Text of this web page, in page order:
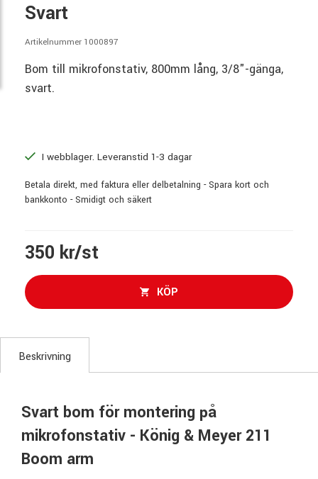
Svart
Artikelnummer 1000897
Bom till mikrofonstativ, 800mm lång, 3/8"-gänga,
svart.
I webblager. Leveranstid 1-3 dagar
Betala direkt, med faktura eller delbetalning - Spara kort och
bankkonto - Smidigt och säkert
350 kr/st
KÖP
Beskrivning
Svart bom för montering på
mikrofonstativ - König & Meyer 211
Boom arm